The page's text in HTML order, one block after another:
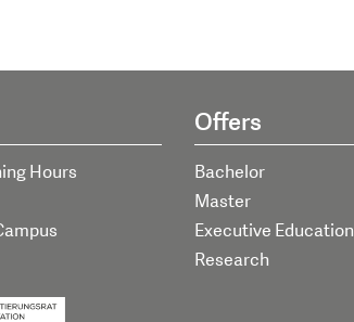
Hours
Offers
Bachelor
Master
Executive Education
Research